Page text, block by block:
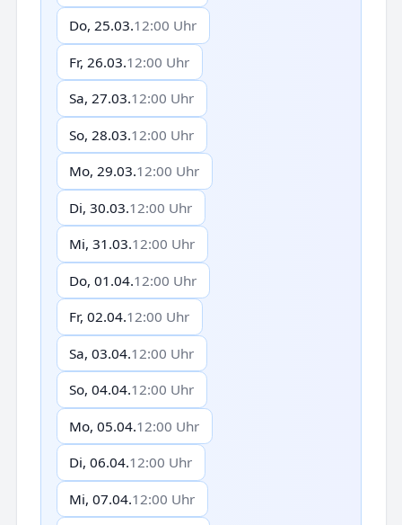
Do, 25.03.12:00 Uhr
Fr, 26.03.12:00 Uhr
Sa, 27.03.12:00 Uhr
So, 28.03.12:00 Uhr
Mo, 29.03.12:00 Uhr
Di, 30.03.12:00 Uhr
Mi, 31.03.12:00 Uhr
Do, 01.04.12:00 Uhr
Fr, 02.04.12:00 Uhr
Sa, 03.04.12:00 Uhr
So, 04.04.12:00 Uhr
Mo, 05.04.12:00 Uhr
Di, 06.04.12:00 Uhr
Mi, 07.04.12:00 Uhr